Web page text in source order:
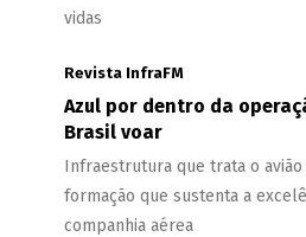
vidas
Revista InfraFM
Azul por dentro da
Brasil voar
Infraestrutura que trata o
formação que sustenta a
companhia aérea